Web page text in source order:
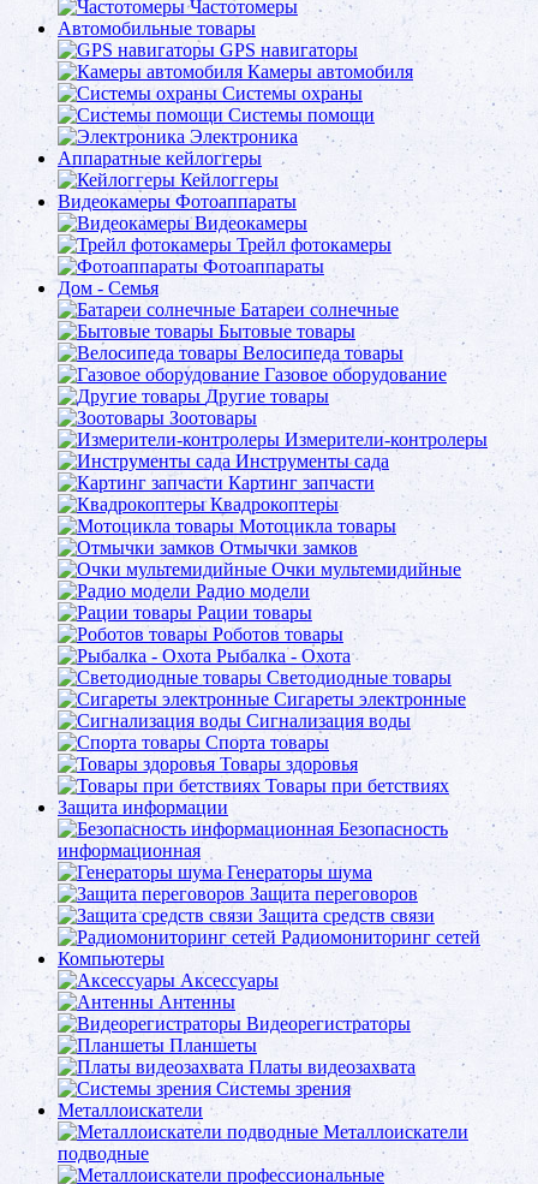
Частотомеры
Автомобильные товары
GPS навигаторы
Камеры автомобиля
Системы охраны
Системы помощи
Электроника
Аппаратные кейлоггеры
Кейлоггеры
Видеокамеры Фотоаппараты
Видеокамеры
Трейл фотокамеры
Фотоаппараты
Дом - Семья
Батареи солнечные
Бытовые товары
Велосипеда товары
Газовое оборудование
Другие товары
Зоотовары
Измерители-контролеры
Инструменты сада
Картинг запчасти
Квадрокоптеры
Мотоцикла товары
Отмычки замков
Очки мультемидийные
Радио модели
Рации товары
Роботов товары
Рыбалка - Охота
Светодиодные товары
Сигареты электронные
Сигнализация воды
Спорта товары
Товары здоровья
Товары при бетствиях
Защита информации
Безопасность
информационная
Генераторы шума
Защита переговоров
Защита средств связи
Радиомониторинг сетей
Компьютеры
Аксессуары
Антенны
Видеорегистраторы
Планшеты
Платы видеозахвата
Системы зрения
Металлоискатели
Металлоискатели
подводные